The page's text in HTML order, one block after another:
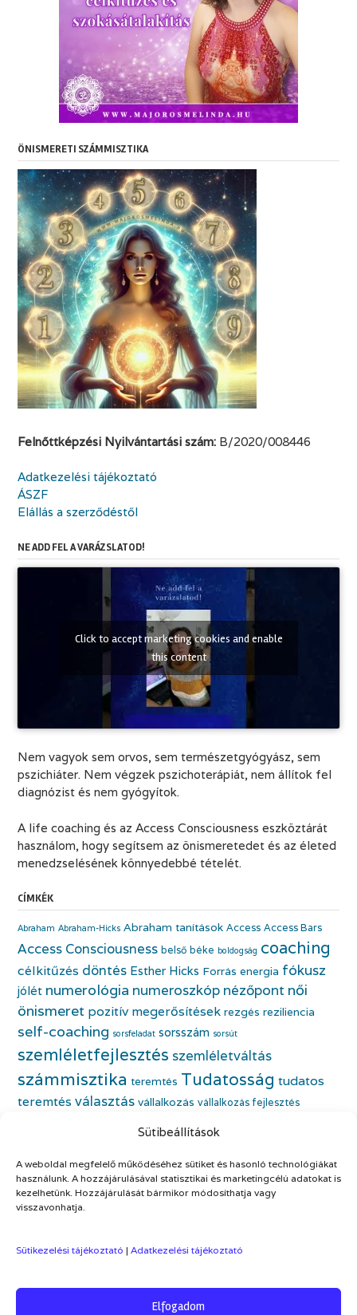
Sütibeállítások
A weboldal megfelelő működéséhez sütiket és hasonló technológiákat
használunk. A hozzájárulásával statisztikai és marketingcélú adatokat is
kezelhetünk. Hozzájárulását bármikor módosíthatja vagy
visszavonhatja.
Sütikezelési tájékoztató | Adatkezelési tájékoztató
Elfogadom
ÖNISMERETI SZÁMMISZTIKA
Felnőttképzési Nyilvántartási szám: B/2020/008446
Adatkezelési tájékoztató
ÁSZF
Elállás a szerződéstől
NE ADD FEL A VARÁZSLATOD!
Click to accept marketing cookies and enable
this content
Nem vagyok sem orvos, sem természetgyógyász, sem
pszichiáter. Nem végzek pszichoterápiát, nem állítok fel
diagnózist és nem gyógyítok.
A life coaching és az Access Consciousness eszköztárát
használom, hogy segítsem az önismeretedet és az életed
menedzselésének könnyedebbé tételét.
CÍMKÉK
Abraham Abraham-Hicks Abraham tanítások Access Access Bars
Access Consciousness belső béke boldogság coaching
célkitűzés döntés Esther Hicks Forrás energia fókusz
jólét numerológia numeroszkóp nézőpont női
önismeret pozitív megerősítések rezgés reziliencia
self-coaching sorsfeladat sorsszám sorsút
szemléletfejlesztés szemléletváltás
számmisztika teremtés Tudatosság tudatos
teremtés választás vállalkozás vállalkozás fejlesztés
önismeret önszeretet önértékelés